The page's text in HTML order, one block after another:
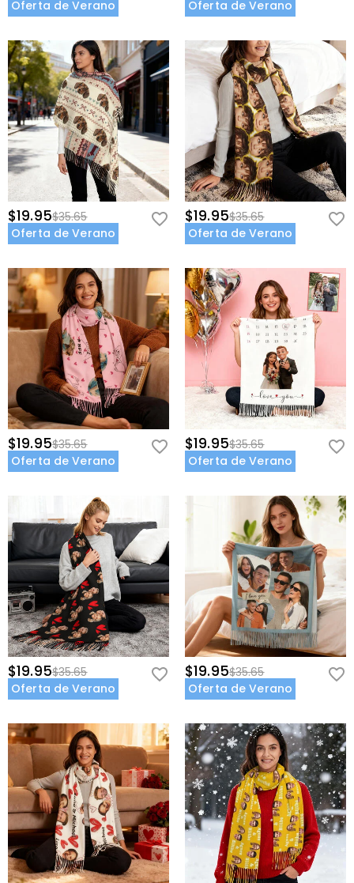
Oferta de Verano Oferta de Verano
$19.95$35.65
Oferta de Verano
$19.95$35.65
Oferta de Verano
$19.95$35.65
Oferta de Verano
$19.95$35.65
Oferta de Verano
$19.95$35.65
Oferta de Verano
$19.95$35.65
Oferta de Verano